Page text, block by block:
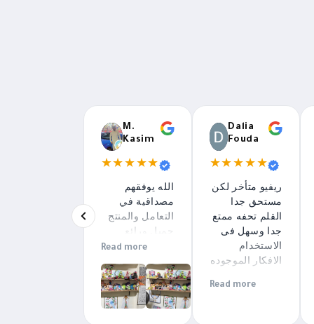
M.
Kasim
★★★★★
الله يوفقهم
مصداقية في
التعامل والمنتج
جميل ورائع
Read more
Dalia
Fouda
★★★★★
ريفيو متأخر لكن
مستحق جدا
القلم تحفه ممتع
جدا وسهل فى
الاستخدام
الافكار الموجوده
Read more